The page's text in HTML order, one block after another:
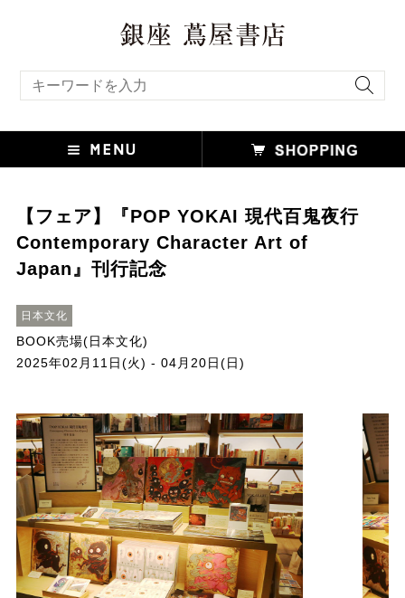
【フェア】『POP YOKAI 現代百鬼夜行
Contemporary Character Art of
Japan』刊行記念
日本文化
BOOK売場(日本文化)
2025年02月11日(火) - 04月20日(日)